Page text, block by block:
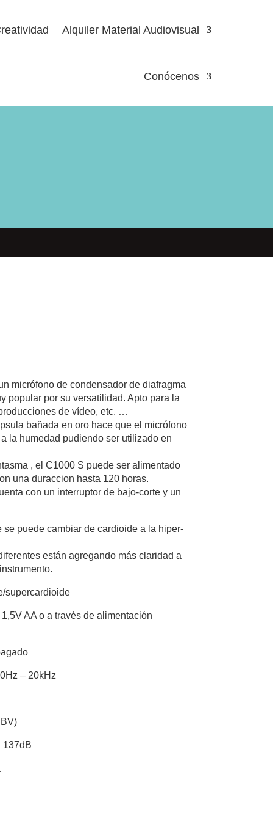
Alquiler Material Audiovisual
Conócenos
micrófono de condensador de diafragma
popular por su versatilidad. Apto para la
de vídeo, etc. …
bañada en oro hace que el micrófono
la humedad pudiendo ser utilizado en
, el C1000 S puede ser alimentado
una duraccion hasta 120 horas.
con un interruptor de bajo-corte y un
puede cambiar de cardioide a la hiper-
están agregando más claridad a
supercardioide
AA o a través de alimentación
– 20kHz
137dB